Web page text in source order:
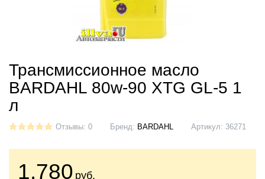
Трансмиссионное масло
BARDAHL 80w-90 XTG GL-5 1
л
Отзывы: 0 Бренд: BARDAHL Артикул: 36271
1.780 руб.